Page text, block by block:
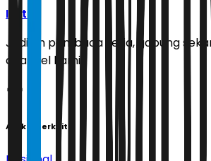
Ikuti
Jadilah pembaca setia, gabung
channel kami!
Artikel Terkait